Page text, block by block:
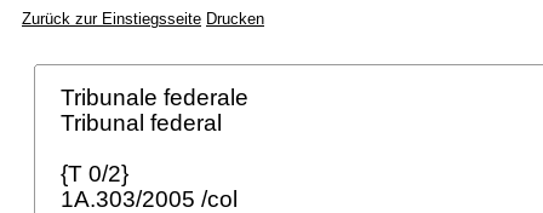
Zurück zur Einstiegsseite Drucken
Tribunale federale
Tribunal federal
{T 0/2}
1A.303/2005 /col